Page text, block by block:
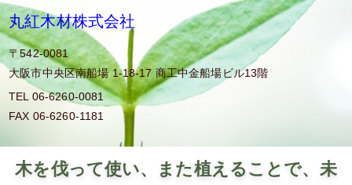
丸紅木材株式会社
〒542-0081
大阪市中央区南船場 1-18-17 商工中金船場ビル13階
TEL 06-6260-0081
FAX 06-6260-1181
木を伐って使い、また植えることで、未